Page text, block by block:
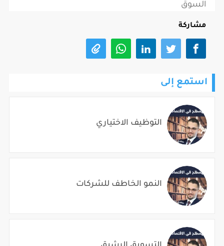
السوق
مشاركة
استمع إلى
التوظيف الاختياري
النمو الخاطف للشركات